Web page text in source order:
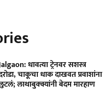
धावत्या ट्रेनवर सशस्त्र
चाकूचा धाक दाखवत प्रवाशांना
लाथाबुक्क्यांनी बेदम मारहाण